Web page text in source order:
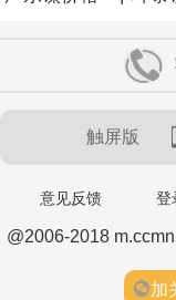
触屏版
意见反馈 登
@2006-2018
加